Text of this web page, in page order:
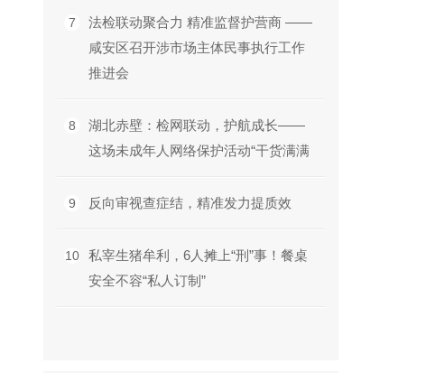
7
法检联动聚合力 精准监督护营商 ——
咸安区召开涉市场主体民事执行工作
推进会
8
湖北赤壁：检网联动，护航成长——
这场未成年人网络保护活动“干货满满
9 反向审视查症结，精准发力提质效
10
私宰生猪牟利，6人摊上“刑”事！餐桌
安全不容“私人订制”